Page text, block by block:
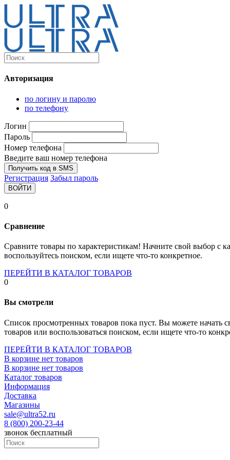
Каталог
Компьютеры и комплектующие
Персональные компьютеры
Моноблоки
Мониторы
Комплектующие
Socket-2066
Socket-775
Socket-fm2
Socket-am4
Socket- intel s1151
Socket- intel s2066
Socket- intel s1700
Авторизация
по логину и паролю
по телефону
Логин
Пароль
Номер телефона
Введите ваш номер телефона
Получить код в SMS
Регистрация Забыл пароль
ВОЙТИ
0
Сравнение
Сравните товары по характеристикам! Начните свой выбор с
воспользуйтесь поиском, если ищете что-то конкретное.
ПЕРЕЙТИ В КАТАЛОГ ТОВАРОВ
0
Вы смотрели
Список просмотренных товаров пока пуст. Вы можете начать
товаров или воспользоваться поиском, если ищете что-то
ПЕРЕЙТИ В КАТАЛОГ ТОВАРОВ
В корзине нет товаров
В корзине нет товаров
Каталог товаров
Информация
Доставка
Магазины
sale@ultra52.ru
8 (800) 200-23-44
звонок бесплатный